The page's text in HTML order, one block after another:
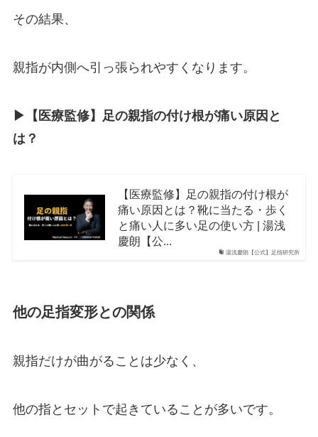
その結果、
親指が内側へ引っ張られやすくなります。
▶︎【医療監修】足の親指の付け根が痛い原因と
は？
湯浅慶朗【公式】足指研究所
【医療監修】足の親指の付け根が
痛い原因とは？靴に当たる・歩く
と痛い人に多い足の使い方 | 湯浅
慶朗【公...
他の足指変形との関係
親指だけが曲がることは少なく、
他の指とセットで起きていることが多いです。